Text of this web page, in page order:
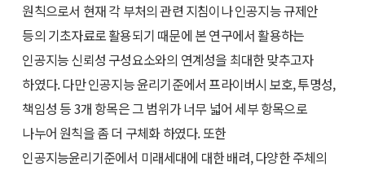
원칙으로서 현재 각 부처의 관련 지침이나 인공지능 규제안
등의 기초자료로 활용되기 때문에 본 연구에서 활용하는
인공지능 신뢰성 구성요소와의 연계성을 최대한 맞추고자
하였다. 다만 인공지능 윤리기준에서 프라이버시 보호, 투명성,
책임성 등 3개 항목은 그 범위가 너무 넓어 세부 항목으로
나누어 원칙을 좀 더 구체화 하였다. 또한
인공지능윤리기준에서 미래세대에 대한 배려, 다양한 주체의